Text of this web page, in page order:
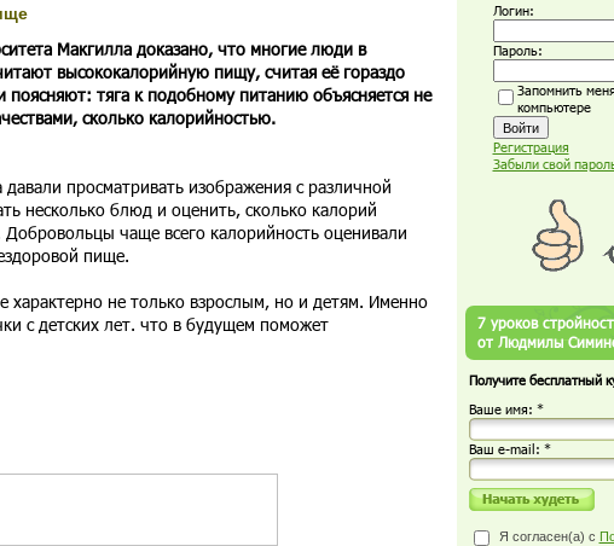
Макгилла доказано, что многие люди в
высококалорийную пищу, считая её гораздо
поясняют: тяга к подобному питанию объясняется не
сколько калорийностью.
просматривать изображения с различной
несколько блюд и оценить, сколько калорий
чаще всего калорийность оценивали
пище.
не только взрослым, но и детям. Именно
с детских лет. что в будущем поможет
Логин:
Пароль:
Запомнить
компьютере
Регистрация
Забыли свой
7 уроков
от Людмилы
Получите бесплатный
Ваше имя: *
Ваш е-mail: *
Я согласен(а) с